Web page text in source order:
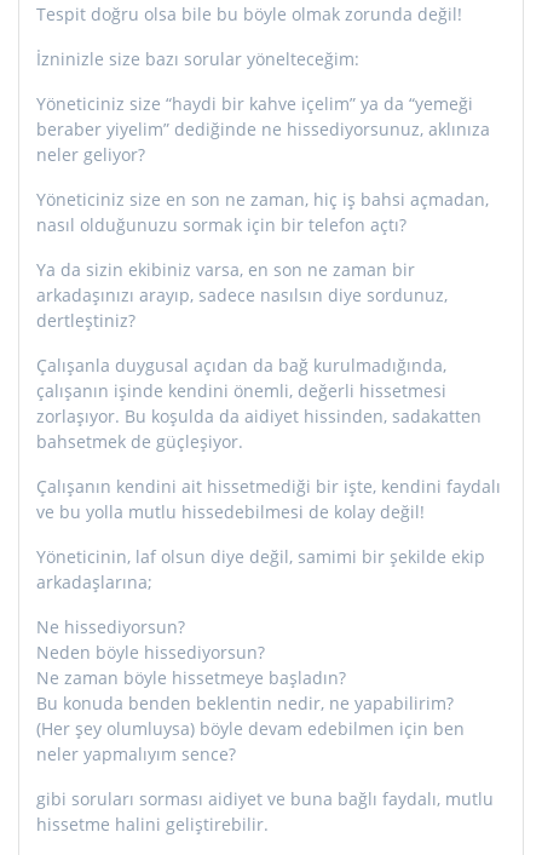
Tespit doğru olsa bile bu böyle olmak zorunda değil!
İzninizle size bazı sorular yönelteceğim:
Yöneticiniz size “haydi bir kahve içelim” ya da “yemeği
beraber yiyelim” dediğinde ne hissediyorsunuz, aklınıza
neler geliyor?
Yöneticiniz size en son ne zaman, hiç iş bahsi açmadan,
nasıl olduğunuzu sormak için bir telefon açtı?
Ya da sizin ekibiniz varsa, en son ne zaman bir
arkadaşınızı arayıp, sadece nasılsın diye sordunuz,
dertleştiniz?
Çalışanla duygusal açıdan da bağ kurulmadığında,
çalışanın işinde kendini önemli, değerli hissetmesi
zorlaşıyor. Bu koşulda da aidiyet hissinden, sadakatten
bahsetmek de güçleşiyor.
Çalışanın kendini ait hissetmediği bir işte, kendini faydalı
ve bu yolla mutlu hissedebilmesi de kolay değil!
Yöneticinin, laf olsun diye değil, samimi bir şekilde ekip
arkadaşlarına;
Ne hissediyorsun?
Neden böyle hissediyorsun?
Ne zaman böyle hissetmeye başladın?
Bu konuda benden beklentin nedir, ne yapabilirim?
(Her şey olumluysa) böyle devam edebilmen için ben
neler yapmalıyım sence?
gibi soruları sorması aidiyet ve buna bağlı faydalı, mutlu
hissetme halini geliştirebilir.